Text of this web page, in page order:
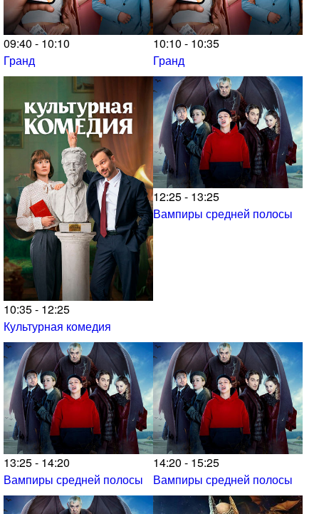
09:40 - 10:10
Гранд
10:10 - 10:35
Гранд
10:35 - 12:25
Культурная комедия
12:25 - 13:25
Вампиры средней полосы
13:25 - 14:20
Вампиры средней полосы
14:20 - 15:25
Вампиры средней полосы